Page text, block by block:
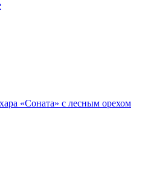
«Соната» с лесным орехом